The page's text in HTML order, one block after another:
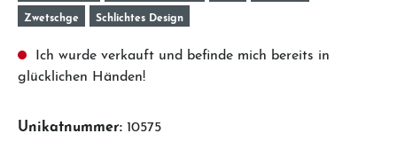
Zwetschge
Schlichtes Design
Ich wurde verkauft und befinde mich bereits in
glücklichen Händen!
Unikatnummer: 10575